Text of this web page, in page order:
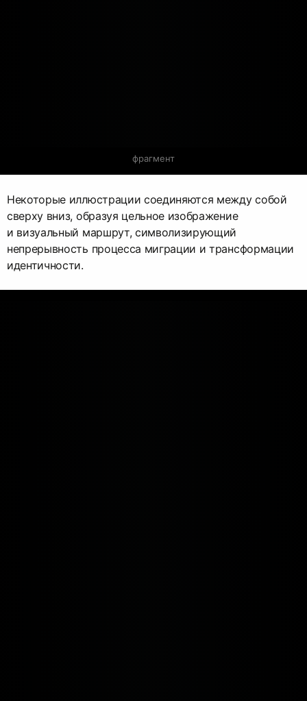
фрагмент
Некоторые иллюстрации соединяются между собой
сверху вниз, образуя цельное изображение
и визуальный маршрут, символизирующий
непрерывность процесса миграции и трансформации
идентичности.